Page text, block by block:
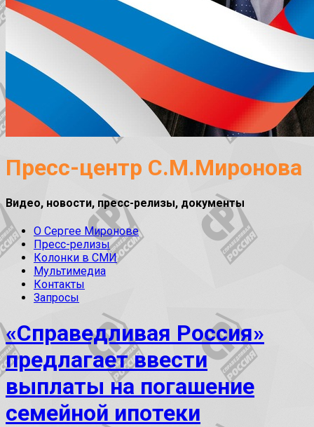
Пресс-центр С.М.Миронова
Видео, новости, пресс-релизы, документы
О Сергее Миронове
Пресс-релизы
Колонки в СМИ
Мультимедиа
Контакты
Запросы
«Справедливая Россия»
предлагает ввести
выплаты на погашение
семейной ипотеки